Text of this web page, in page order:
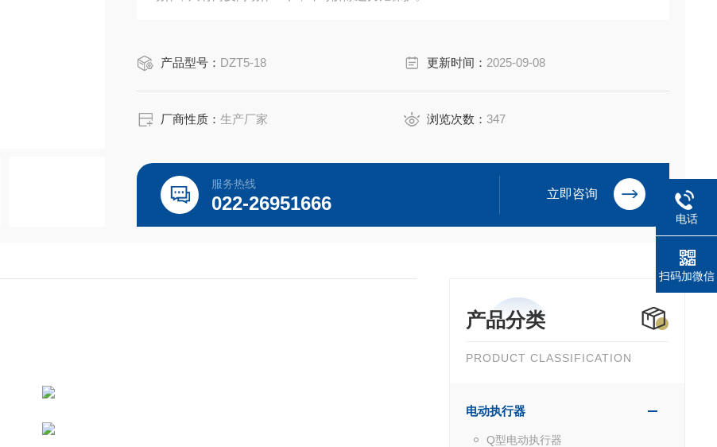
产品型号： DZT5-18 更新时间： 2025-09-08
厂商性质：生产厂家 浏览次数：347
服务热线
022-26951666 立即咨询
产品分类
PRODUCT CLASSIFICATION
电动执行器
Q型电动执行器
电话
扫码加微信